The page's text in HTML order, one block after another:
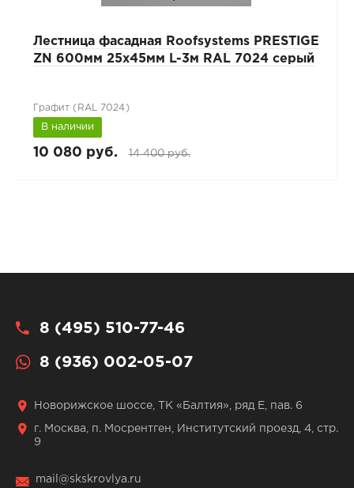
Лестница фасадная Roofsystems PRESTIGE
ZN 600мм 25x45мм L-3м RAL 7024 серый
Графит (RAL 7024)
В наличии
10 080 руб. 14 400 руб.
8 (495) 510-77-46
8 (936) 002-05-07
Новорижское шоссе, ТК «Балтия», ряд Е, пав. 6
г. Москва, п. Мосрентген, Институтский проезд, 4, стр.
9
mail@skskrovlya.ru